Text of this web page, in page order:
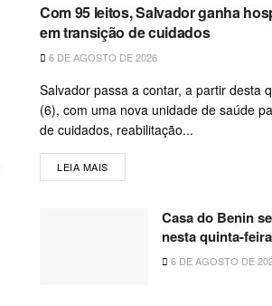
Com 95 leitos, Salvador ganha
em transição de cuidados
6 DE AGOSTO DE 2026
Salvador passa a contar, a partir desta
(6), com uma nova unidade de saúde
de cuidados, reabilitação...
LEIA MAIS
Casa do Benin
nesta quinta-
6 DE AGOSTO DE